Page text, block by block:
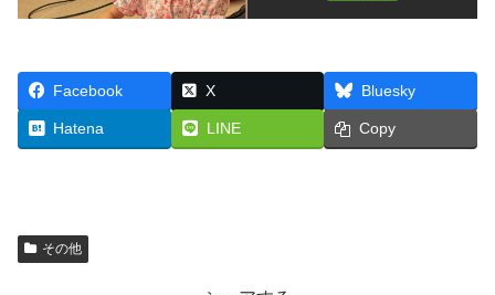
Facebook X Bluesky
Hatena LINE Copy
その他